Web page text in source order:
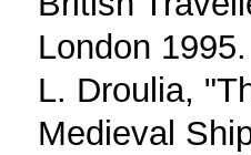
London 1995.
L. Droulia,
Medieval